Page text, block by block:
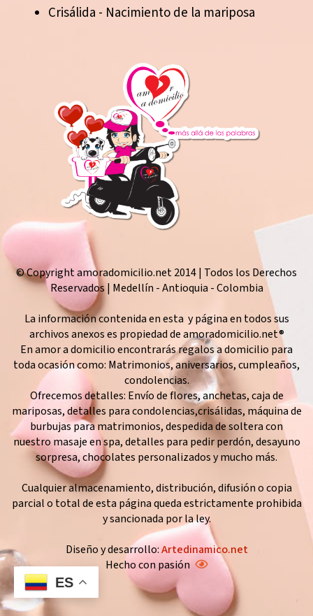
ES
Crisálida - Nacimiento de la mariposa
© Copyright amoradomicilio.net 2014 | Todos los Derechos
Reservados | Medellín - Antioquia - Colombia
La información contenida en esta y página en todos sus
archivos anexos es propiedad de amoradomicilio.net®
En amor a domicilio encontrarás regalos a domicilio para
toda ocasión como: Matrimonios, aniversarios, cumpleaños,
condolencias.
Ofrecemos detalles: Envío de flores, anchetas, caja de
mariposas, detalles para condolencias,crisálidas, máquina de
burbujas para matrimonios, despedida de soltera con
nuestro masaje en spa, detalles para pedir perdón, desayuno
sorpresa, chocolates personalizados y mucho más.
Cualquier almacenamiento, distribución, difusión o copia
parcial o total de esta página queda estrictamente prohibida
y sancionada por la ley.
Diseño y desarrollo:Artedinamico.net
Hecho con pasión